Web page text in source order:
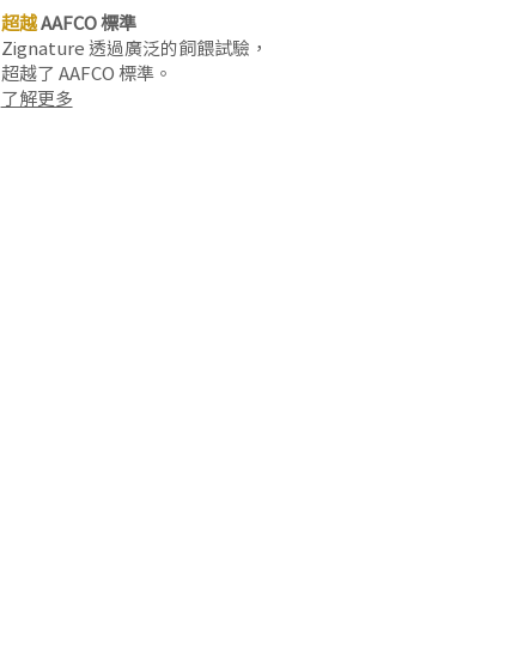
超越AAFCO 標準
Zignature 透過廣泛的飼餵試驗，
超越了 AAFCO 標準。
了解更多